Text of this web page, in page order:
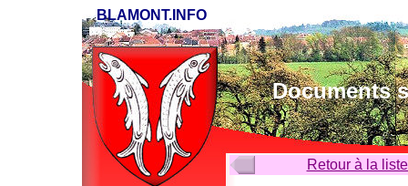
BLAMONT.INFO
Documents
Retour à la